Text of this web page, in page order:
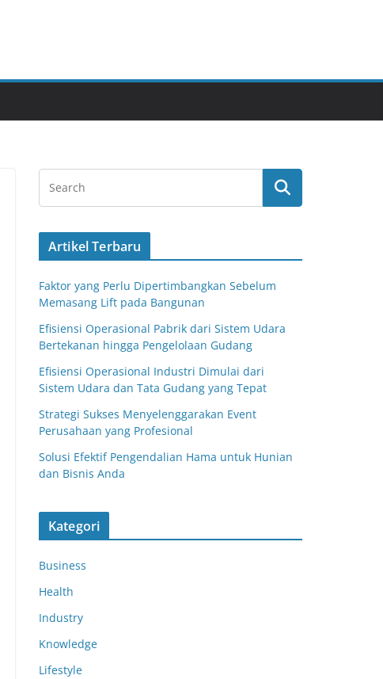
Artikel Terbaru
Faktor yang Perlu Dipertimbangkan Sebelum
Memasang Lift pada Bangunan
Efisiensi Operasional Pabrik dari Sistem Udara
Bertekanan hingga Pengelolaan Gudang
Efisiensi Operasional Industri Dimulai dari
Sistem Udara dan Tata Gudang yang Tepat
Strategi Sukses Menyelenggarakan Event
Perusahaan yang Profesional
Solusi Efektif Pengendalian Hama untuk Hunian
dan Bisnis Anda
Kategori
Business
Health
Industry
Knowledge
Lifestyle